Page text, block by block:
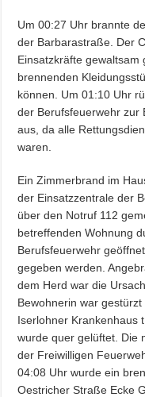
Um 00:27 Uhr brannte
der Barbarastraße. Der
Einsatzkräfte
brennenden
können. Um 01:10 Uhr
der Berufsfeuerwehr zur
aus, da alle
waren.
Ein Zimmerbrand im
der Einsatzzentrale der
über den Notruf 112
betreffenden Wohnung
Berufsfeuerwehr
gegeben werden.
dem Herd war die
Bewohnerin war
Iserlohner Krankenhaus
wurde quer gelüftet. Die
der Freiwilligen
04:08 Uhr wurde ein
Oestricher Straße Ecke